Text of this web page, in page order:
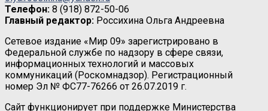
Телефон: 8 (918) 872-50-06
Главный редактор: Россихина Ольга Андреевна
Сетевое издание «Мир 09» зарегистрировано в
Федеральной службе по надзору в сфере связи,
информационных технологий и массовых
коммуникаций (Роскомнадзор). Регистрационный
номер Эл № ФС77-76266 от 26.07.2019 г.
Сайт функционирует при поддержке Министерства